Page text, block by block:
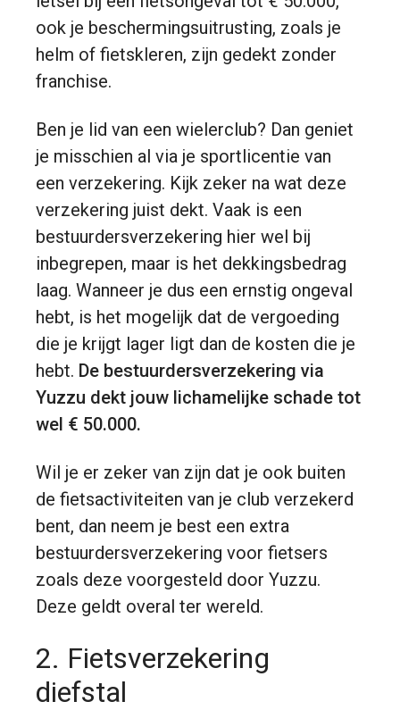
ook je beschermingsuitrusting, zoals je
helm of fietskleren, zijn gedekt zonder
franchise.
Ben je lid van een wielerclub? Dan geniet
je misschien al via je sportlicentie van
een verzekering. Kijk zeker na wat deze
verzekering juist dekt. Vaak is een
bestuurdersverzekering hier wel bij
inbegrepen, maar is het dekkingsbedrag
laag. Wanneer je dus een ernstig ongeval
hebt, is het mogelijk dat de vergoeding
die je krijgt lager ligt dan de kosten die je
hebt. De bestuurdersverzekering via
Yuzzu dekt jouw lichamelijke schade tot
wel € 50.000.
Wil je er zeker van zijn dat je ook buiten
de fietsactiviteiten van je club verzekerd
bent, dan neem je best een extra
bestuurdersverzekering voor fietsers
zoals deze voorgesteld door Yuzzu.
Deze geldt overal ter wereld.
2. Fietsverzekering
diefstal